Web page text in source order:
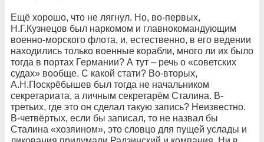
Ещё хорошо, что не лягнул. Но, во-первых,
Н.Г.Кузнецов был наркомом и главнокомандующим
военно-морского флота, и, естественно, в его ведении
находились только военные корабли, много ли их было
тогда в портах Германии? А тут – речь о «советских
судах» вообще. С какой стати? Во-вторых,
А.Н.Поскрёбышев был тогда не начальником
секретариата, а личным секретарём Сталина. В-
третьих, где это он сделал такую запись? Неизвестно.
В-четвёртых, если бы записал, то не назвал бы
Сталина «хозяином», это словцо для пущей услады и